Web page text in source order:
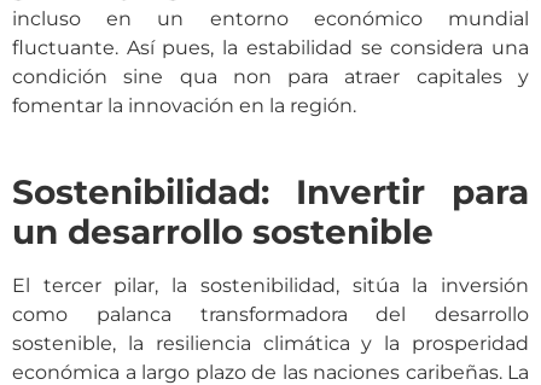
incluso en un entorno económico mundial
fluctuante. Así pues, la estabilidad se considera una
condición sine qua non para atraer capitales y
fomentar la innovación en la región.
Sostenibilidad: Invertir para
un desarrollo sostenible
El tercer pilar, la sostenibilidad, sitúa la inversión
como palanca transformadora del desarrollo
sostenible, la resiliencia climática y la prosperidad
económica a largo plazo de las naciones caribeñas. La